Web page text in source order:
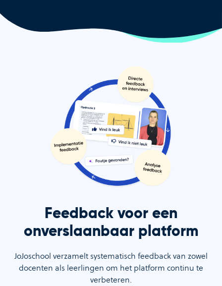
Feedback voor een
onverslaanbaar platform
JoJoschool verzamelt systematisch feedback van zowel
docenten als leerlingen om het platform continu te
verbeteren.